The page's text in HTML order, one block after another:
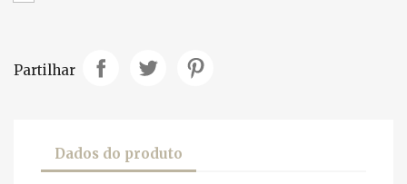
Partilhar
Dados do produto